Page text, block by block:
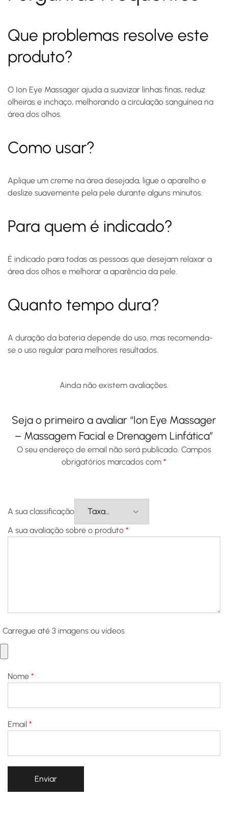
Que problemas resolve este
produto?
O Ion Eye Massager ajuda a suavizar linhas finas, reduz
olheiras e inchaço, melhorando a circulação sanguínea na
área dos olhos.
Como usar?
Aplique um creme na área desejada, ligue o aparelho e
deslize suavemente pela pele durante alguns minutos.
Para quem é indicado?
É indicado para todas as pessoas que desejam relaxar a
área dos olhos e melhorar a aparência da pele.
Quanto tempo dura?
A duração da bateria depende do uso, mas recomenda-
se o uso regular para melhores resultados.
Ainda não existem avaliações.
Seja o primeiro a avaliar “Ion Eye Massager
– Massagem Facial e Drenagem Linfática”
O seu endereço de email não será publicado. Campos
obrigatórios marcados com *
A sua classificação
A sua avaliação sobre o produto *
Carregue até 3 imagens ou vídeos
Nome *
Email *